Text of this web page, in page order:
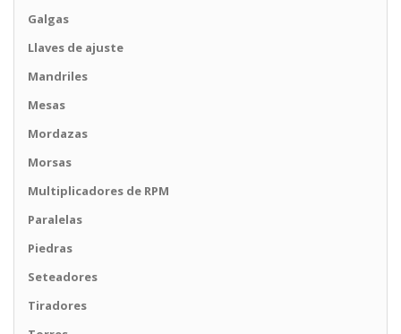
Galgas
Llaves de ajuste
Mandriles
Mesas
Mordazas
Morsas
Multiplicadores de RPM
Paralelas
Piedras
Seteadores
Tiradores